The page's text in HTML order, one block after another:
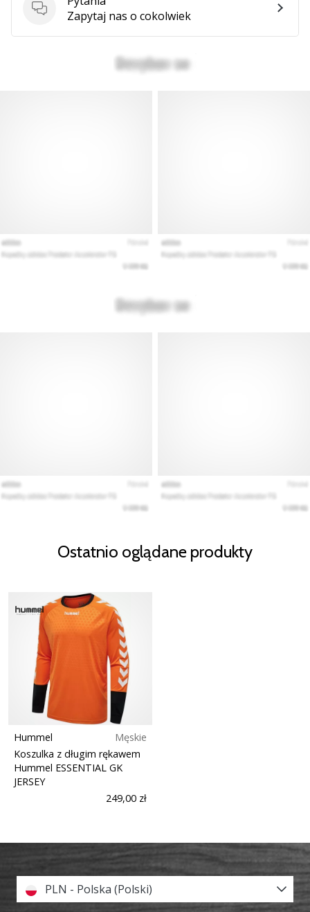
PytaniaZapytaj nas o cokolwiek
Ostatnio oglądane produkty
Hummel
Męskie
Koszulka z długim rękawem
Hummel ESSENTIAL GK
JERSEY
249,00 zł
PLN - Polska (Polski)